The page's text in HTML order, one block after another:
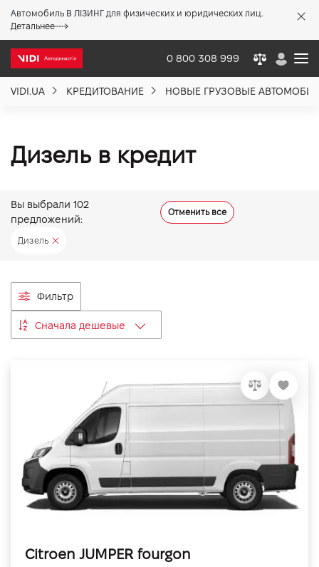
Автомобиль В ЛІЗИНГ для физических и юридических лиц.
Детальнее
0 800 308 999
VIDI.UA КРЕДИТОВАНИЕ НОВЫЕ ГРУЗОВЫЕ
Дизель в кредит
Вы выбрали 102
предложений:
Отменить все
Дизель
Фильтр
Сначала дешевые
Citroen JUMPER fourgon
Акции %
Политика качества
Вакансии
VIDI Карьера
Контакты
Підпишись на наш канал та слідкуй за
акціями, послугами та новинками